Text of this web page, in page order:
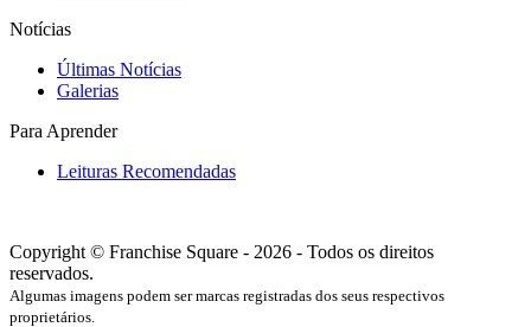
Notícias
Últimas Notícias
Galerias
Para Aprender
Leituras Recomendadas
Copyright © Franchise Square - 2026 - Todos os direitos
reservados.
Algumas imagens podem ser marcas registradas dos seus respectivos
proprietários.